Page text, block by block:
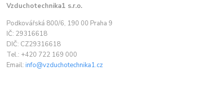
Vzduchotechnika1 s.r.o.
Podkovářská 800/6, 190 00 Praha 9
IČ: 29316618
DIČ: CZ29316618
Tel.: +420 722 169 000
Email:info@vzduchotechnika1.cz